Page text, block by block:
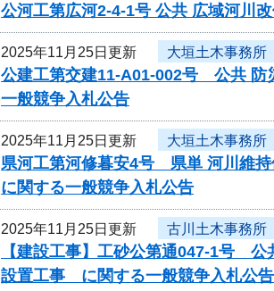
公河工第広河2-4-1号 公共 広域河川
2025年11月25日更新 大垣土木事務所
公建工第交建11-A01-002号 公共 防
一般競争入札公告
2025年11月25日更新 大垣土木事務所
県河工第河修暮安4号 県単 河川維持
に関する一般競争入札公告
2025年11月25日更新 古川土木事務所
【建設工事】工砂公第通047-1号
設置工事 に関する一般競争入札公告